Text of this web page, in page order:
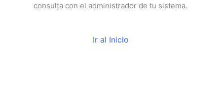
consulta con el administrador de tu sistema.
Ir al Inicio